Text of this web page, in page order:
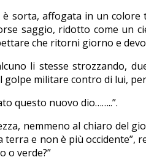
è sorta, affogata in un
saggio, ridotto come un
che ritorni giorno e
li stesse strozzando,
golpe militare contro di lui,
questo nuovo dio……..”.
nemmeno al chiaro del
e non è più occidente”,
o verde?”